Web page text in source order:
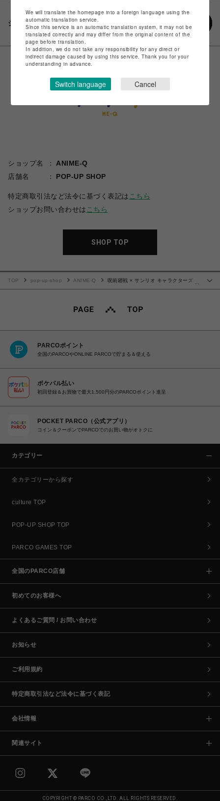
シェアする
ショップ名
ANIME-Q
店舗名
POP-UP SHOP
特定商取引法など法令に基づく表記は こちら
ショップお問い合わせは こちら
SHOP TOP
TOP pop-up-shop ANIME-Q
呪術廻戦 × サンリオ キャラクターズ |
PARCOポイント
全国のPARCOやONLINE PARCOで貯まる＆使える
ポケパル払い
初回登録＆お買物で最大1,500円分のPARCOポイント進呈
POCKET PARCO（公式アプリ）
コイン＆クーポンでPARCOでのお買い物がオトクに
カテゴリー
全カテゴリーから探す
culture TOP
POP-UP SHOP TOP
PARCO GAMES TOP
全国のPARCO店舗
初めてのお客様へ
よくあるご質問 / お問い合わせ
お知らせ
ご利用規約
特定商取引法など法令に基づく表記
会社情報
関連サイト
COPYRIGHT © PARCO CO.,LTD. ALL RIGHTS RESERVED.
We will translate the homepage into a foreign language using the
automatic translation service.
Since this service is an automatic translation system, it may not be
translated correctly and may differ from the original content of the
page before translation.
In addition, we do not take any responsibility for any direct or
indirect damage caused by using this service. Thank you for your
understanding in advance.
Switch language Cancel